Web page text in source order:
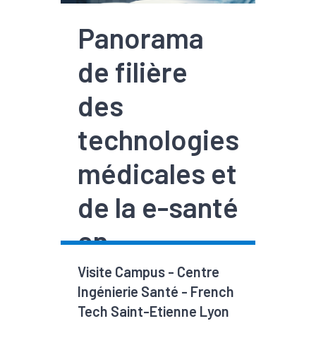
Panorama
de filière
des
technologies
médicales et
de la e-santé
en
Auvergne-
Rhôn...
Visite Campus - Centre
Ingénierie Santé - French
Tech Saint-Etienne Lyon